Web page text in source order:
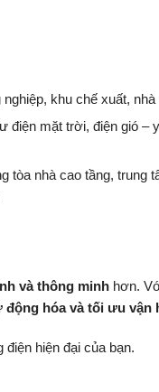
khu chế xuất,
điện mặt trời, điện gió –
tòa nhà cao tầng, trung
và thông minh hơn.
động hóa và tối ưu vận
hiện đại của bạn.